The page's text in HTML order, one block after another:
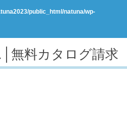
public_html/natuna/wp-
│無料カタログ請求